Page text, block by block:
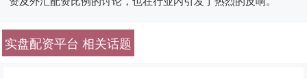
实盘配资平台 相关话题